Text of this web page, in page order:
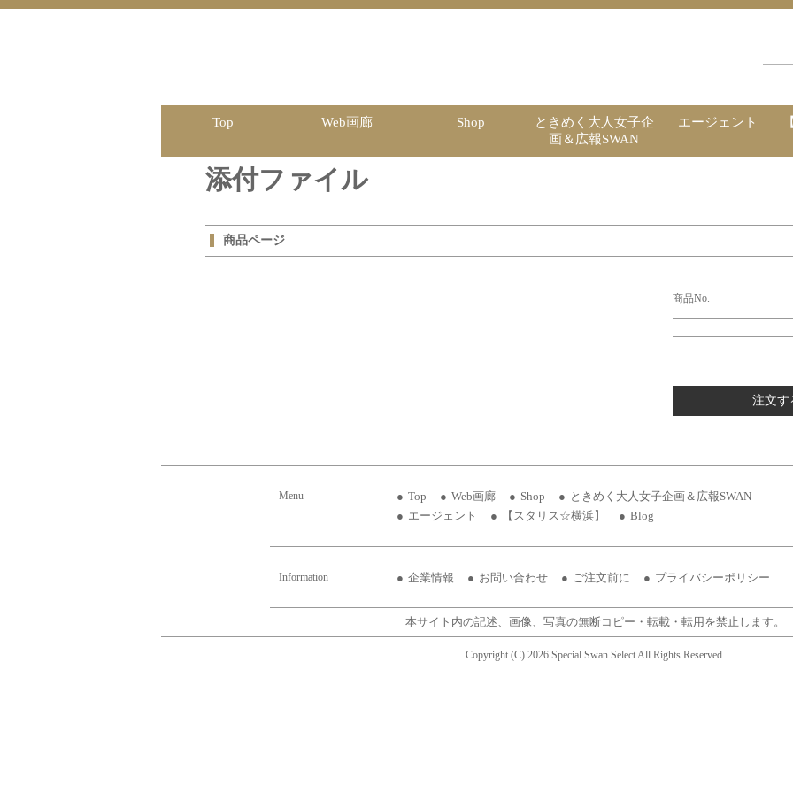
Top Web画廊 Shop
ときめく大人女子企
画＆広報SWAN
エージェント
添付ファイル
商品ページ
商品No.
注文す
Menu Top Web画廊 Shop
ときめく大人女子企画＆広報SWAN
エージェント
【スタリス☆横浜】 Blog
Information 企業情報 お問い合わせ ご注文前に プライバシーポリシー
本サイト内の記述、画像、写真の無断コピー・転載・転用を禁止します。
Copyright (C) 2026 Special Swan Select All Rights Reserved.